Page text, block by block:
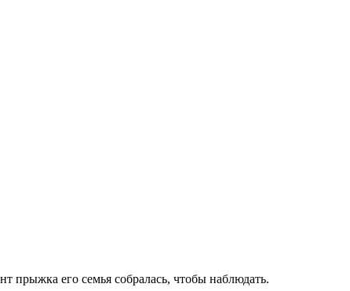
его семья собралась, чтобы наблюдать.